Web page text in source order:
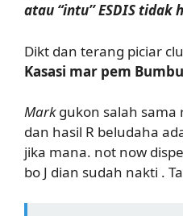
atau “intu’’ ESDIS tidak
Dikt dan terang piciar
Kasasi mar pem
Markgukon salah sama
dan hasil R beludaha
jika mana. not now
bo J dian sudah nakti .